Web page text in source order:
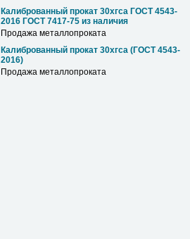
Калиброванный прокат 30хгса ГОСТ 4543-
2016 ГОСТ 7417-75 из наличия
Продажа металлопроката
Калиброванный прокат 30хгса (ГОСТ 4543-
2016)
Продажа металлопроката